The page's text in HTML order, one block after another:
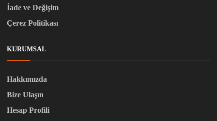
İade ve Değişim
Çerez Politikası
KURUMSAL
Hakkımızda
Bize Ulaşın
Hesap Profili